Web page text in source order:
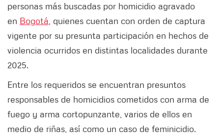
personas más buscadas por homicidio agravado
en Bogotá , quienes cuentan con orden de captura
vigente por su presunta participación en hechos de
violencia ocurridos en distintas localidades durante
2025.
Entre los requeridos se encuentran presuntos
responsables de homicidios cometidos con arma de
fuego y arma cortopunzante, varios de ellos en
medio de riñas, así como un caso de feminicidio.